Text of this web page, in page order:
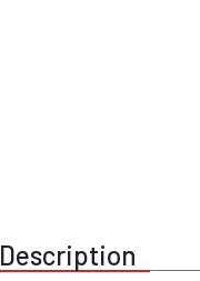
Description